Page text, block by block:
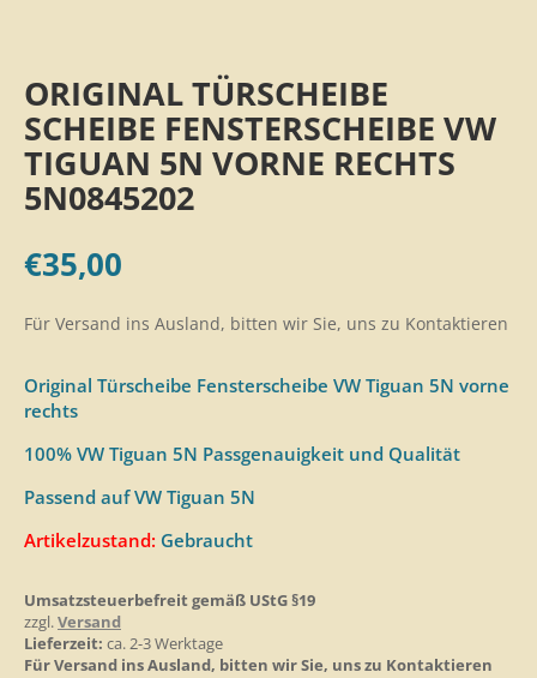
ORIGINAL TÜRSCHEIBE
SCHEIBE FENSTERSCHEIBE VW
TIGUAN 5N VORNE RECHTS
5N0845202
€35,00
Für Versand ins Ausland, bitten wir Sie, uns zu Kontaktieren
Original Türscheibe Fensterscheibe VW Tiguan 5N vorne
rechts
100% VW Tiguan 5N Passgenauigkeit und Qualität
Passend auf VW Tiguan 5N
Artikelzustand: Gebraucht
Umsatzsteuerbefreit gemäß UStG §19
zzgl.Versand
Lieferzeit: ca. 2-3 Werktage
Für Versand ins Ausland, bitten wir Sie, uns zu Kontaktieren